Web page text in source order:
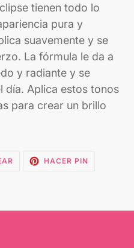
tienen todo lo
pura y
suavemente y se
La fórmula le da a
y radiante y se
día. Aplica estos tonos
para crear un brillo
TUITEARHACER PINPINEAR
EN